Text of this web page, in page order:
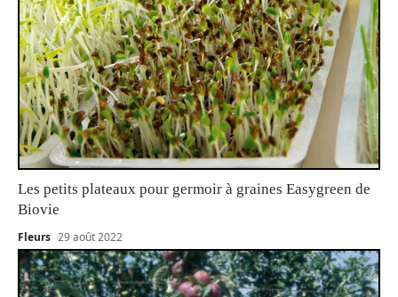
Les petits plateaux pour germoir à graines Easygreen de
Biovie
Fleurs 29 août 2022